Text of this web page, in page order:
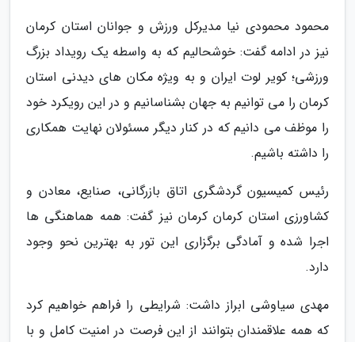
محمود محمودی نیا مدیرکل ورزش و جوانان استان کرمان
نیز در ادامه گفت: خوشحالیم که به واسطه یک رویداد بزرگ
ورزشی؛ کویر لوت ایران و به ویژه مکان های دیدنی استان
کرمان را می توانیم به جهان بشناسانیم و در این رویکرد خود
را موظف می دانیم که در کنار دیگر مسئولان نهایت همکاری
را داشته باشیم.
رئیس کمیسیون گردشگری اتاق بازرگانی، صنایع، معادن و
کشاورزی استان کرمان کرمان نیز گفت: همه هماهنگی ها
اجرا شده و آمادگی برگزاری این تور به بهترین نحو وجود
دارد.
مهدی سیاوشی ابراز داشت: شرایطی را فراهم خواهیم کرد
که همه علاقمندان بتوانند از این فرصت در امنیت کامل و با